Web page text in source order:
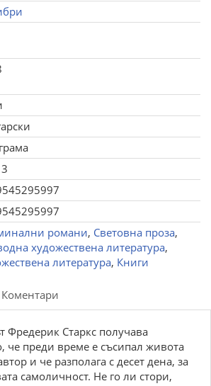
романи, Световна проза,
художествена литература,
литература, Книги
Коментари
Фредерик Старкс получава
преди време е съсипал живота
и че разполага с десет дена, за
самоличност. Не го ли стори,